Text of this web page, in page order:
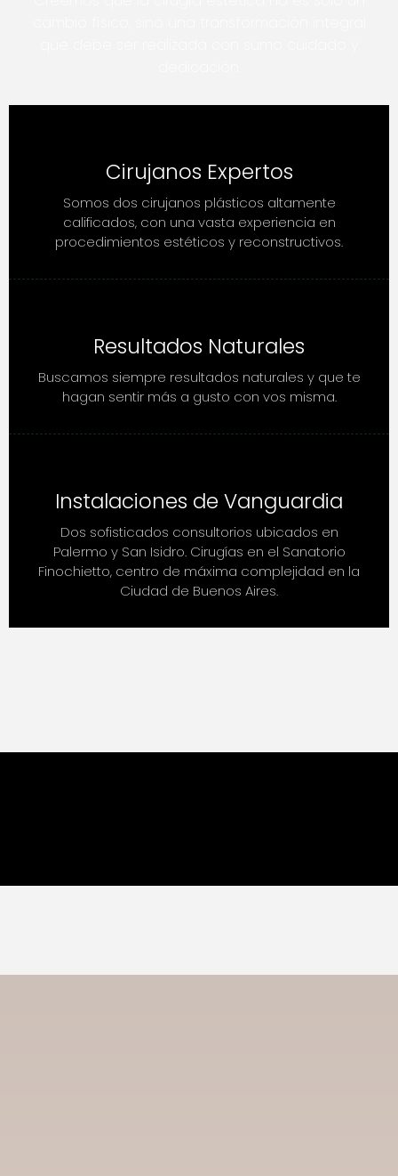
Cirujanos Expertos
Somos dos cirujanos plásticos altamente
calificados, con una vasta experiencia en
procedimientos estéticos y reconstructivos.
Resultados Naturales
Buscamos siempre resultados naturales y que te
hagan sentir más a gusto con vos misma.
Instalaciones de Vanguardia
Dos sofisticados consultorios ubicados en
Palermo y San Isidro. Cirugías en el Sanatorio
Finochietto, centro de máxima complejidad en la
Ciudad de Buenos Aires.